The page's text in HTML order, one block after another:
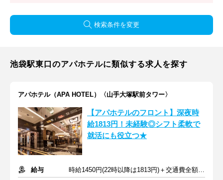
検索条件を変更
池袋駅東口のアパホテルに類似する求人を探す
アパホテル（APA HOTEL）〈山手大塚駅前タワー〉
【アパホテルのフロント】深夜時
給1813円！未経験◎シフト柔軟で
就活にも役立つ★
給与
時給1450円(22時以降は1813円)＋交通費全額支給